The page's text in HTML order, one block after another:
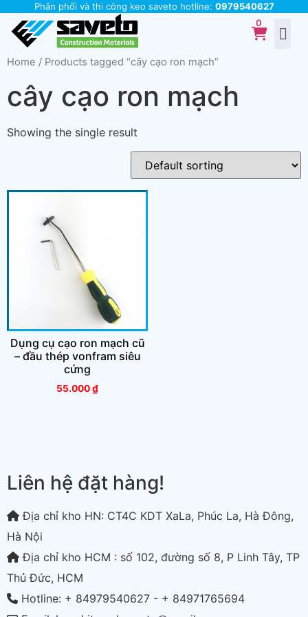
Phân phối và thi công keo saveto hotline: 0979540627
Home / Products tagged “cây cạo ron mạch”
cây cạo ron mạch
Showing the single result
Dụng cụ cạo ron mạch cũ
– đầu thép vonfram siêu
cứng
55.000₫
Liên hệ đặt hàng!
Địa chỉ kho HN: CT4C KDT XaLa, Phúc La, Hà Đông,
Hà Nội
Địa chỉ kho HCM : số 102, đường số 8, P Linh Tây, TP
Thủ Đức, HCM
Hotline: + 84979540627 - + 84971765694